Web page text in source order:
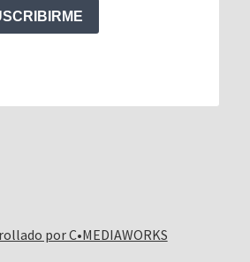
por C•MEDIAWORKS